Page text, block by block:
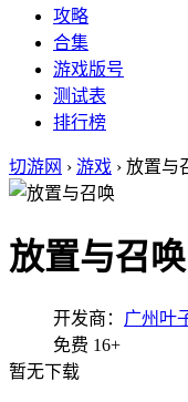
攻略
合集
游戏版号
测试表
排行榜
切游网 › 游戏 › 放置与
放置与召唤
开发商： 广州叶
免费 16+
暂无下载